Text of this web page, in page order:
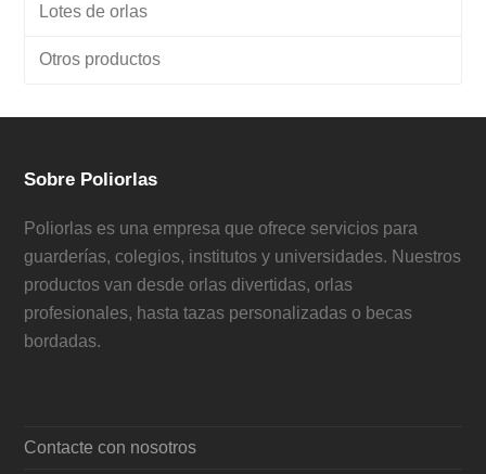
Lotes de orlas
Otros productos
Sobre Poliorlas
Poliorlas es una empresa que ofrece servicios para
guarderías, colegios, institutos y universidades. Nuestros
productos van desde orlas divertidas, orlas
profesionales, hasta tazas personalizadas o becas
bordadas.
Contacte con nosotros